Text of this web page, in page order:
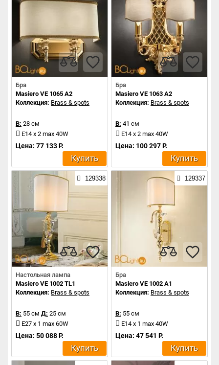
Бра
Masiero VE 1065 A2
Коллекция: Brass & spots
В: 28 см
E14 x 2 max 40W
Цена: 77 133 Р.
Купить
Бра
Masiero VE 1063 A2
Коллекция: Brass & spots
В: 41 см
E14 x 2 max 40W
Цена: 100 297 Р.
Купить
129338
Настольная лампа
Masiero VE 1002 TL1
Коллекция: Brass & spots
В: 55 см Д: 25 см
E27 x 1 max 60W
Цена: 50 088 Р.
Купить
129337
Бра
Masiero VE 1002 A1
Коллекция: Brass & spots
В: 55 см
E14 x 1 max 40W
Цена: 47 541 Р.
Купить